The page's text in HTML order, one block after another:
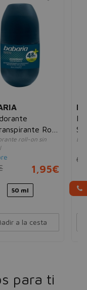
Roll-
roll-on sin
1,95€
50 ml
a la cesta
para ti